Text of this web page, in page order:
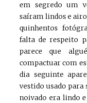
em segredo um
saíram lindos e
quinhentos
falta de respeito
parece que
compactuar com
dia seguinte
vestido usado para
noivado era lindo